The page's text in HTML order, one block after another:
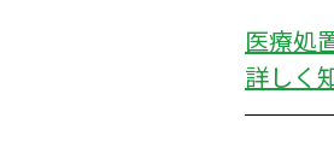
医療処
詳しく